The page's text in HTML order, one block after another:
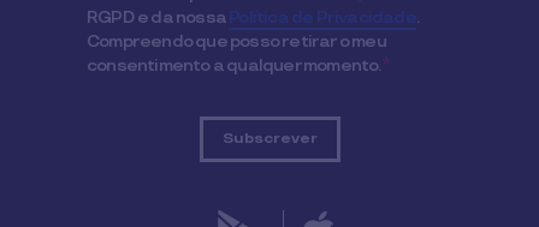
RGPD e da nossaPolítica de Privacidade.
Compreendo que posso retirar o meu
consentimento a qualquer momento.*